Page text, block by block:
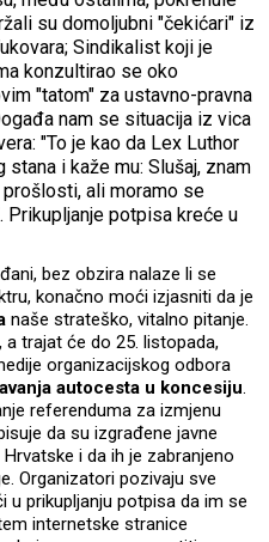
su domoljubni "čekićari" iz
Sindikalist koji je
konzultirao se oko
"tatom" za ustavno-pravna
nam se situacija iz vica
"To je kao da Lex Luthor
i kaže mu: Slušaj, znam
ali moramo se
Prikupljanje potpisa kreće u
bez obzira nalaze li se
konačno moći izjasniti da je
naše strateško, vitalno pitanje.
a trajat će do 25. listopada,
organizacijskog odbora
autocesta u koncesiju.
referenduma za izmjenu
da su izgrađene javne
i da ih je zabranjeno
Organizatori pozivaju sve
prikupljanju potpisa da im se
internetske stranice